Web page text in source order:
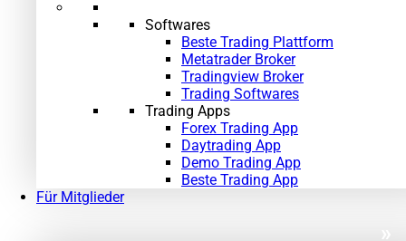
Softwares
Beste Trading Plattform
Metatrader Broker
Tradingview Broker
Trading Softwares
Trading Apps
Forex Trading App
Daytrading App
Demo Trading App
Beste Trading App
Für Mitglieder